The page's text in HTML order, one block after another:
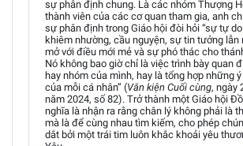
sự phân định chung. Là các nhóm Thượng
thành viên của các cơ quan tham gia, anh
sự phân định trong Giáo hội đòi hỏi “sự tự
khiêm nhường, cầu nguyện, sự tin tưởng lẫn
mở với điều mới mẻ và sự phó thác cho
Nó không bao giờ chỉ là việc trình bày quan
hay nhóm của mình, hay là tổng hợp những
của mỗi cá nhân” (Văn kiện Cuối cùng, ngày
năm 2024, số 82). Trở thành một Giáo hội
nghĩa là nhận ra rằng chân lý không phải là
mà là để cùng nhau tìm kiếm, cho phép
dắt bởi một trái tim luôn khắc khoải yêu